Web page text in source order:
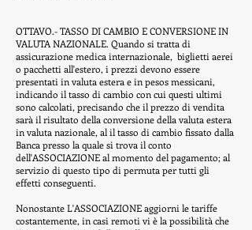
OTTAVO.- TASSO DI CAMBIO E CONVERSIONE IN
VALUTA NAZIONALE. Quando si tratta di
assicurazione medica internazionale, biglietti aerei
o pacchetti all'estero, i prezzi devono essere
presentati in valuta estera e in pesos messicani,
indicando il tasso di cambio con cui questi ultimi
sono calcolati, precisando che il prezzo di vendita
sarà il risultato della conversione della valuta estera
in valuta nazionale, al il tasso di cambio fissato dalla
Banca presso la quale si trova il conto
dell'ASSOCIAZIONE al momento del pagamento; al
servizio di questo tipo di permuta per tutti gli
effetti conseguenti.
Nonostante L'ASSOCIAZIONE aggiorni le tariffe
costantemente, in casi remoti vi è la possibilità che